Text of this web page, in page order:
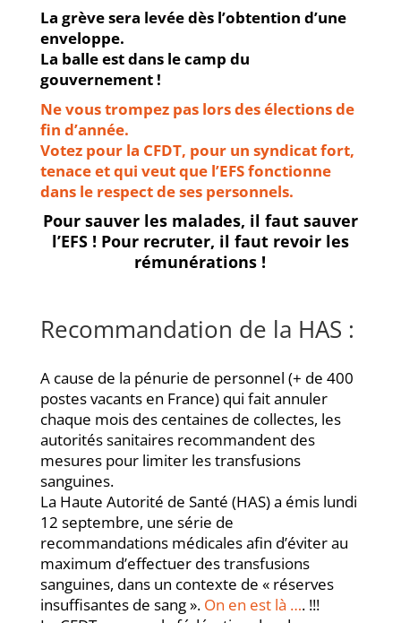
La grève sera levée dès l’obtention d’une
enveloppe.
La balle est dans le camp du
gouvernement !
Ne vous trompez pas lors des élections de
fin d’année.
Votez pour la CFDT, pour un syndicat fort,
tenace et qui veut que l’EFS fonctionne
dans le respect de ses personnels.
Pour sauver les malades, il faut sauver
l’EFS ! Pour recruter, il faut revoir les
rémunérations !
Recommandation de la HAS :
A cause de la pénurie de personnel (+ de 400
postes vacants en France) qui fait annuler
chaque mois des centaines de collectes, les
autorités sanitaires recommandent des
mesures pour limiter les transfusions
sanguines.
La Haute Autorité de Santé (HAS) a émis lundi
12 septembre, une série de
recommandations médicales afin d’éviter au
maximum d’effectuer des transfusions
sanguines, dans un contexte de « réserves
insuffisantes de sang ». On en est là …. !!!